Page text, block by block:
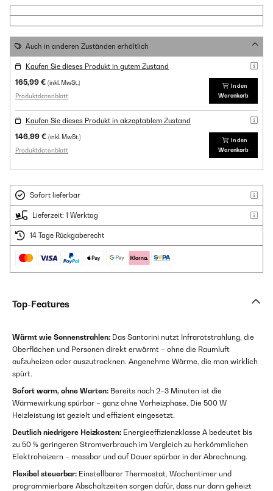
Auch in anderen Zuständen erhältlich
Kaufen Sie dieses Produkt in gutem Zustand
165,99 € (inkl. MwSt.)
Produktdatenblatt
In den
Warenkorb
Kaufen Sie dieses Produkt in akzeptablem Zustand
146,99 € (inkl. MwSt.)
Produktdatenblatt
In den
Warenkorb
Sofort lieferbar
Lieferzeit: 1 Werktag
14 Tage Rückgaberecht
Top-Features
Wärmt wie Sonnenstrahlen: Das Santorini nutzt Infrarotstrahlung, die
Oberflächen und Personen direkt erwärmt – ohne die Raumluft
aufzuheizen oder auszutrocknen. Angenehme Wärme, die man wirklich
spürt.
Sofort warm, ohne Warten: Bereits nach 2–3 Minuten ist die
Wärmewirkung spürbar – ganz ohne Vorheizphase. Die 500 W
Heizleistung ist gezielt und effizient eingesetzt.
Deutlich niedrigere Heizkosten: Energieeffizienzklasse A bedeutet bis
zu 50 % geringeren Stromverbrauch im Vergleich zu herkömmlichen
Elektroheizern – messbar und auf Dauer spürbar in der Abrechnung.
Flexibel steuerbar: Einstellbarer Thermostat, Wochentimer und
programmierbare Abschaltzeiten sorgen dafür, dass nur dann geheizt